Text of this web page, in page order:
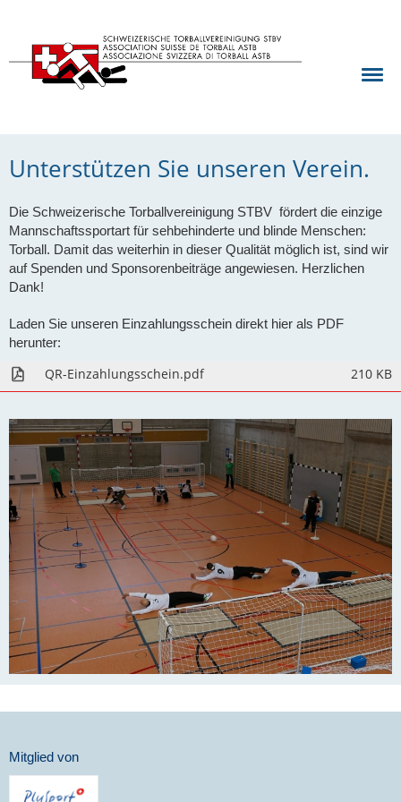
Unterstützen Sie unseren Verein.
Die Schweizerische Torballvereinigung STBV fördert die einzige
Mannschaftssportart für sehbehinderte und blinde Menschen:
Torball. Damit das weiterhin in dieser Qualität möglich ist, sind wir
auf Spenden und Sponsorenbeiträge angewiesen. Herzlichen
Dank!
Laden Sie unseren Einzahlungsschein direkt hier als PDF
herunter:
QR-Einzahlungsschein.pdf 210 KB
Mitglied von